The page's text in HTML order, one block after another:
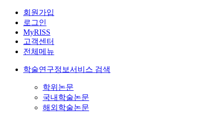
회원가입
로그인
MyRISS
고객센터
전체메뉴
학술연구정보서비스 검색
학위논문
국내학술논문
해외학술논문